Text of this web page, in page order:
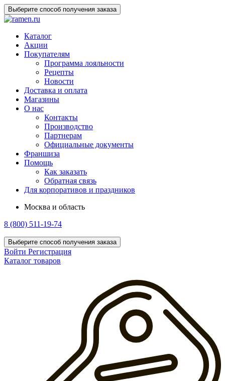
Выберите способ получения заказа
Каталог
Акции
Покупателям
Программа лояльности
Рецепты
Новости
Доставка и оплата
Магазины
О нас
Контакты
Производство
Партнерам
Официальные документы
Франшиза
Помощь
Как заказать
Обратная связь
Для корпоративов и праздников
Москва и область
8 (800) 511-19-74
Выберите способ получения заказа
Войти Регистрация
Каталог товаров